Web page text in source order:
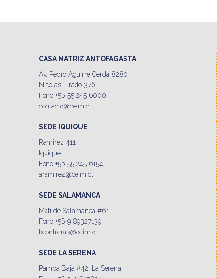
CASA MATRIZ ANTOFAGASTA
Av. Pedro Aguirre Cerda 8280
Nicolás Tirado 376
Fono +56 55 245 6000
contacto@ceim.cl
SEDE IQUIQUE
Ramirez 411
Iquique
Fono +56 55 245 6154
aramirez@ceim.cl
SEDE SALAMANCA
Matilde Salamanca #61
Fono +56 9 89327139
kcontreras@ceim.cl
SEDE LA SERENA
Pampa Baja #42, La Serena